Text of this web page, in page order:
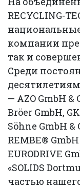
RECYCLING-
компании
так и
Среди
— AZO GmbH &
Bröer GmbH,
Söhne GmbH &
REMBE®
EURODRIVE
«SOLIDS
частью